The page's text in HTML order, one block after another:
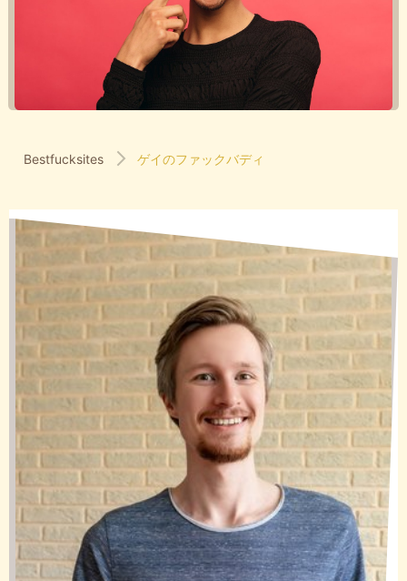
Bestfucksites ゲイのファックバディ